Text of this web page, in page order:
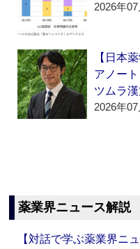
2026年
【日本
アノー
ツムラ
2026年
薬業界ニュース解説
【対話で学ぶ薬業界ニ